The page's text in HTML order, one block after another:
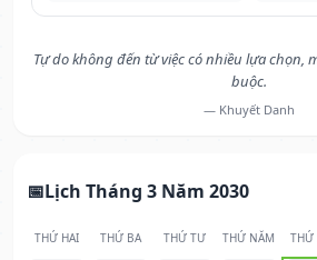
Tự do không đến từ việc có nhiều lựa chọn,
buộc.
— Khuyết Danh
Lịch Tháng 3 Năm 2030
THỨ HAI THỨ BA THỨ TƯ THỨ NĂM THỨ